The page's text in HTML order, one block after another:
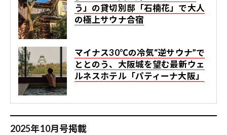
う」の貸切別邸「石楠花」で大人
の極上サウナ合宿
マイナス30℃の冷気“逆サウナ”で
ととのう、大阪城を望む最新ウェ
ルネスホテル「パティーナ大阪」
2025年10月号掲載